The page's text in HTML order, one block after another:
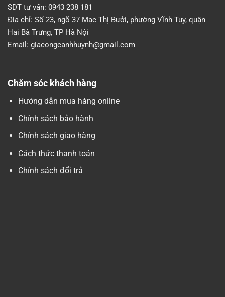
SDT tư vấn: 0943 238 181
Đia chỉ: Số 23, ngõ 37 Mạc Thị Bưởi, phường Vĩnh Tuy, quận
Hai Bà Trưng, TP Hà Nội
Email: giacongcanhhuynh@gmail.com
Chăm sóc khách hàng
Hướng dẫn mua hàng online
Chính sách bảo hành
Chính sách giao hàng
Cách thức thanh toán
Chính sách đổi trả